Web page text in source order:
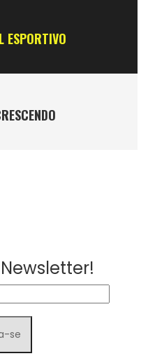
ESPORTIVO